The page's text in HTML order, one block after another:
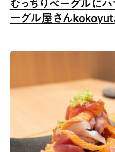
むっちりベーグルに
ーグル屋さん